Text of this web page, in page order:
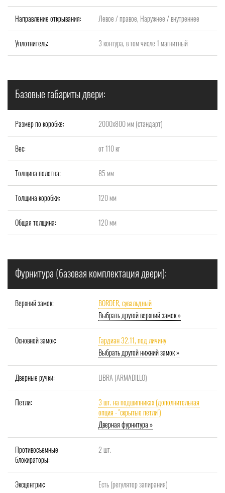
Направление открывания: Левое / правое, Наружнее / внутреннее
Уплотнитель: 3 контура, в том числе 1 магнитный
Базовые габариты двери:
Размер по коробке: 2000x800 мм (стандарт)
Вес: от 110 кг
Толщина полотна: 85 мм
Толщина коробки: 120 мм
Общая толщина: 120 мм
Фурнитура (базовая комплектация двери):
Верхний замок:
BORDER, сувальдный
Выбрать другой верхний замок »
Основной замок:
Гардиан 32.11, под личину
Выбрать другой нижний замок »
Дверные ручки: LIBRA (ARMADILLO)
Петли:
3 шт. на подшипниках (дополнительная
опция - "скрытые петли")
Дверная фурнитура »
Противосъемные
блокираторы:
2 шт.
Эксцентрик: Есть (регулятор запирания)